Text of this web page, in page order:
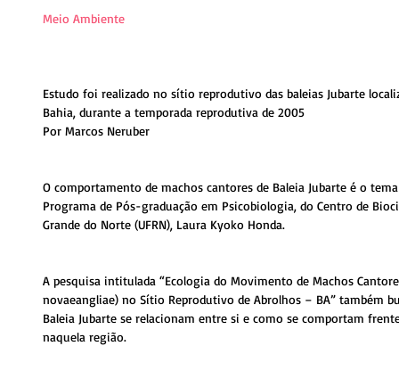
Meio Ambiente
Estudo foi realizado no sítio reprodutivo das baleias Jubarte
Bahia, durante a temporada reprodutiva de 2005
Por Marcos Neruber
O comportamento de machos cantores de Baleia Jubarte é o
Programa de Pós-graduação em Psicobiologia, do Centro de
Grande do Norte (UFRN), Laura Kyoko Honda.
A pesquisa intitulada “Ecologia do Movimento de Machos
novaeangliae) no Sítio Reprodutivo de Abrolhos – BA” também
Baleia Jubarte se relacionam entre si e como se comportam
naquela região.